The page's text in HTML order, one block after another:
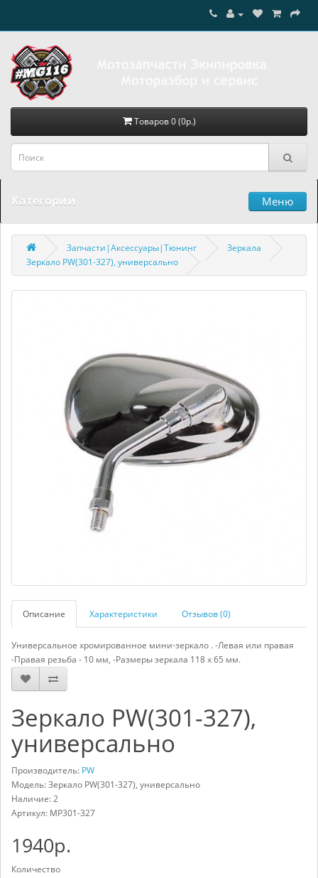
Товаров 0 (0р.)
Категории Меню
Запчасти|Аксессуары|Тюнинг
Зеркала
Зеркало PW(301-327), универсально
Описание Характеристики Отзывов (0)
Универсальное хромированное мини-зеркало . -Левая или правая
-Правая резьба - 10 мм, -Размеры зеркала 118 x 65 мм.
Зеркало PW(301-327),
универсально
Производитель: PW
Модель: Зеркало PW(301-327), универсально
Наличие: 2
Артикул: MP301-327
1940р.
Количество